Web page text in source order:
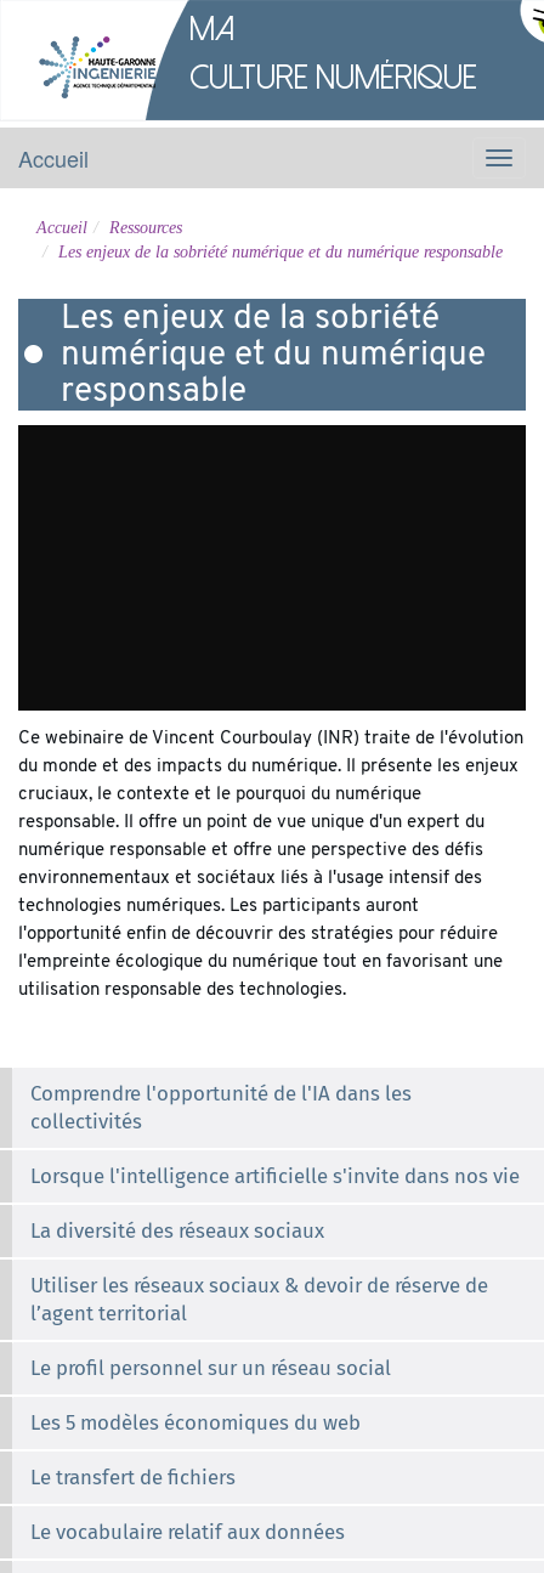
Ma
Culture Numérique
Menu
Accueil
Accueil
Ressources
Les enjeux de la sobriété numérique et du numérique responsable
Les enjeux de la sobriété
numérique et du numérique
responsable
Ce webinaire de Vincent Courboulay (INR) traite de l'évolution
du monde et des impacts du numérique. Il présente les enjeux
cruciaux, le contexte et le pourquoi du numérique
responsable. Il offre un point de vue unique d'un expert du
numérique responsable et offre une perspective des défis
environnementaux et sociétaux liés à l'usage intensif des
technologies numériques. Les participants auront
l'opportunité enfin de découvrir des stratégies pour réduire
l'empreinte écologique du numérique tout en favorisant une
utilisation responsable des technologies.
Comprendre l'opportunité de l'IA dans les
collectivités
Lorsque l'intelligence artificielle s'invite dans nos vie
La diversité des réseaux sociaux
Utiliser les réseaux sociaux & devoir de réserve de
l’agent territorial
Le profil personnel sur un réseau social
Les 5 modèles économiques du web
Le transfert de fichiers
Le vocabulaire relatif aux données